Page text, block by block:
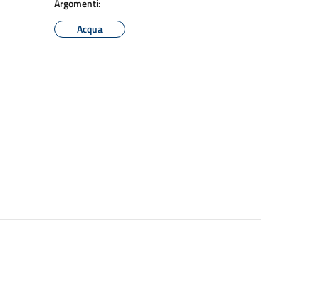
Argomenti:
Acqua